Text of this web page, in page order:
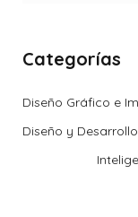
Categorías
Diseño Gráfico e
Diseño y